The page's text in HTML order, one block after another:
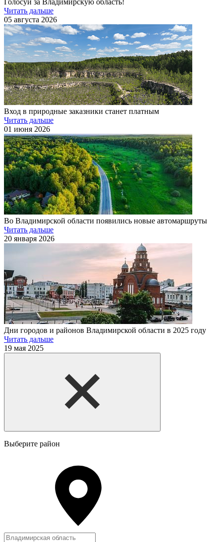
Читать дальше
05 августа 2026
Вход в природные заказники станет платным
Читать дальше
01 июня 2026
Во Владимирской области появились новые автомаршруты
Читать дальше
20 января 2026
Дни городов и районов Владимирской области в 2025 году
Читать дальше
19 мая 2025
Выберите район